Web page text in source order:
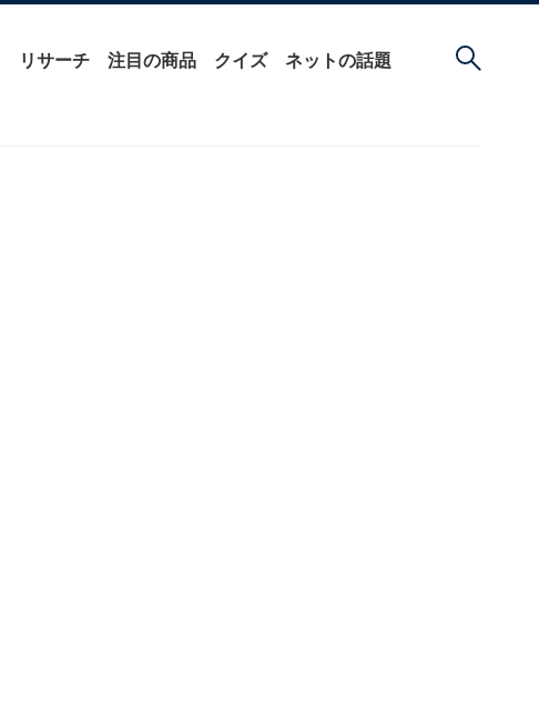
リサーチ 注目の商品 クイズ ネットの話題